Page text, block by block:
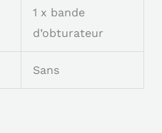
1 x bande
d’obturateur
Sans